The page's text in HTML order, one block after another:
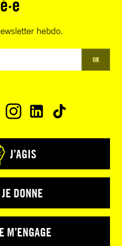
hebdo.
OK
J’AGIS
JE DONNE
M’ENGAGE